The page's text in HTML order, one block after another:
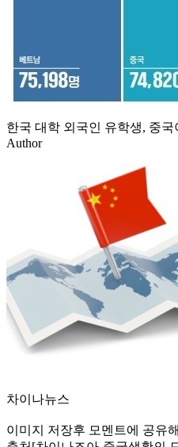
한국 대학 외국인 유학생, 중
Author
차이나뉴스
이미지 저장후 모멘트에 공유